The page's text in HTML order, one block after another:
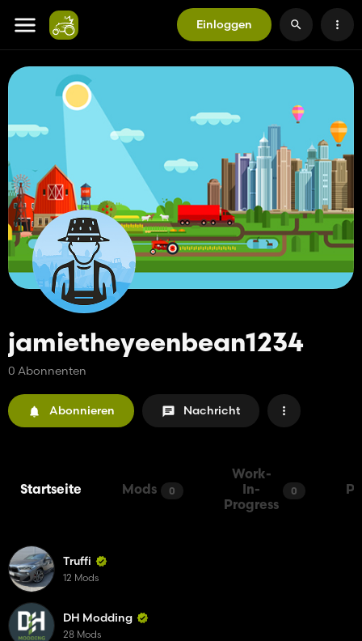
Einloggen
jamietheyeenbean1234
0 Abonnenten
Abonnieren Nachricht
Startseite Mods 0
Work-
In-
Progress
0
Truffi
12 Mods
DH Modding
28 Mods